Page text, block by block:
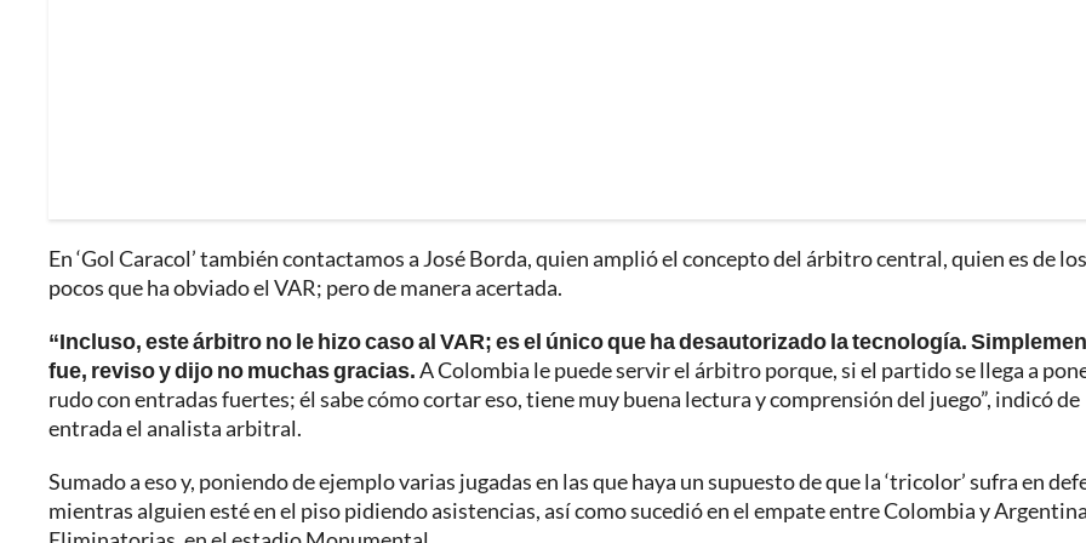
En ‘Gol Caracol’ también contactamos a José Borda, quien amplió el concepto del árbitro central, quien es de los
pocos que ha obviado el VAR; pero de manera acertada.
“Incluso, este árbitro no le hizo caso al VAR; es el único que ha desautorizado la tecnología.
fue, reviso y dijo no muchas gracias.A Colombia le puede servir el árbitro porque, si el partido se llega a
rudo con entradas fuertes; él sabe cómo cortar eso, tiene muy buena lectura y comprensión del juego”, indicó de
entrada el analista arbitral.
Sumado a eso y, poniendo de ejemplo varias jugadas en las que haya un supuesto de que la ‘tricolor’ sufra en
mientras alguien esté en el piso pidiendo asistencias, así como sucedió en el empate entre Colombia y